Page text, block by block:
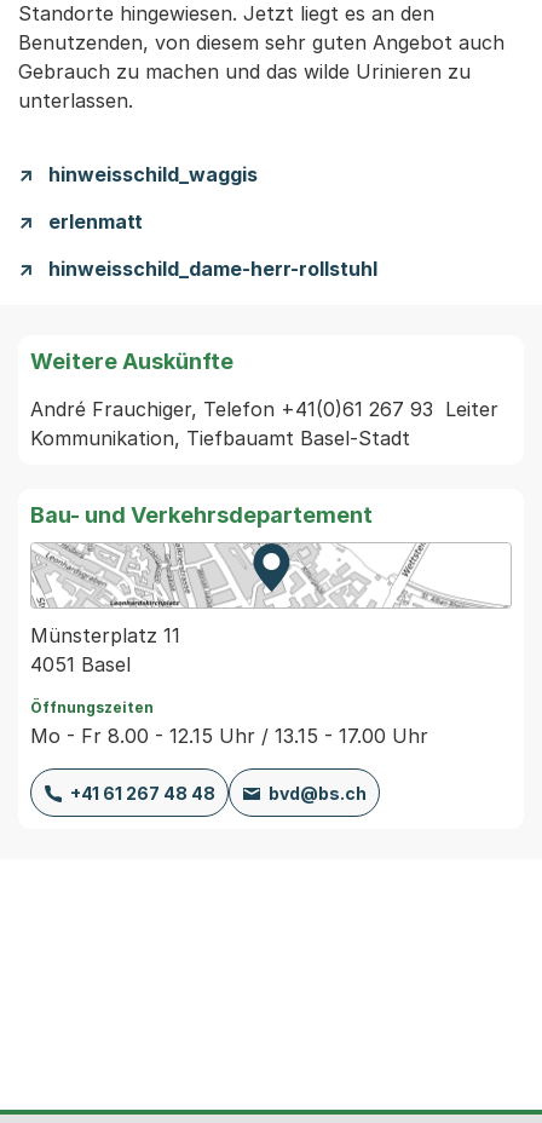
Standorte hingewiesen. Jetzt liegt es an den
Benutzenden, von diesem sehr guten Angebot auch
Gebrauch zu machen und das wilde Urinieren zu
unterlassen.
hinweisschild_waggis
erlenmatt
hinweisschild_dame-herr-rollstuhl
Weitere Auskünfte
André Frauchiger, Telefon +41(0)61 267 93  Leiter
Kommunikation, Tiefbauamt Basel-Stadt
Bau- und Verkehrsdepartement
Zur Karte von MapBS.
Externer Link, wird in einem
Münsterplatz 11
4051 Basel
Öffnungszeiten
Mo - Fr 8.00 - 12.15 Uhr / 13.15 - 17.00 Uhr
+41 61 267 48 48 bvd@bs.ch